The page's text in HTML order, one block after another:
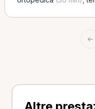
←